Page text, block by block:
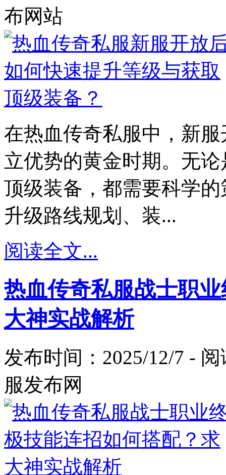
布网站
在热血传奇私服中，新
立优势的黄金时期。无
顶级装备，都需要科学
升级路线规划、装...
阅读全文...
热血传奇私服战士职
大神实战解析
发布时间：2025/12/7 -
服发布网